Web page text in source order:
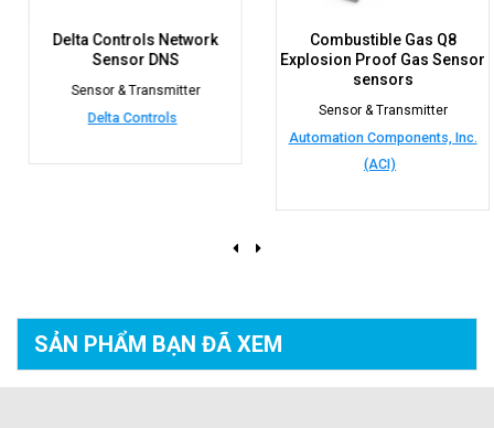
Delta Controls Network
Sensor DNS
Sensor & Transmitter
Delta Controls
Combustible Gas Q8
Explosion Proof Gas Sensor
sensors
Sensor & Transmitter
Automation Components, Inc.
(ACI)
SẢN PHẨM BẠN ĐÃ XEM